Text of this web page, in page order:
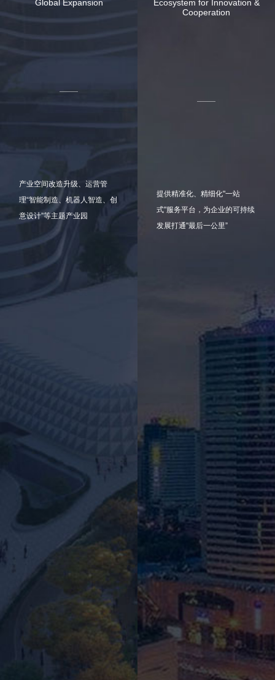
Global Expansion
产业空间改造升级、运营管
理“智能制造、机器人智造、创
意设计”等主题产业园
Ecosystem for Innovation &
Cooperation
提供精准化、精细化"一站
式"服务平台，为企业的可持续
发展打通"最后一公里”